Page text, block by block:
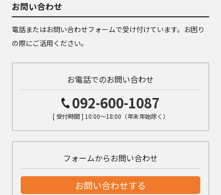
お問い合わせ
電話またはお問い合わせフォームで受け付けています。お困り
の際にご活用ください。
お電話でのお問い合わせ
092-600-1087
[ 受付時間 ] 10:00～18:00（年末年始除く）
フォームからお問い合わせ
お問い合わせする